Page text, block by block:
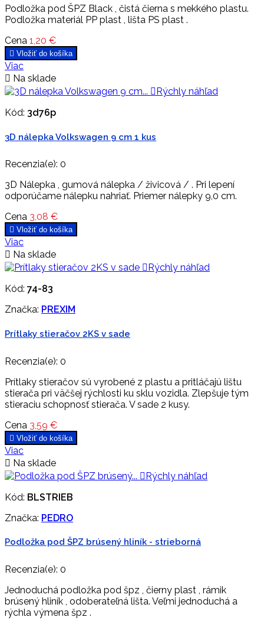
Podložka pod ŠPZ Black , čistá čierna s mekkého plastu.
Podložka materiál PP plast , lišta PS plast .
Cena 1,20 €
 Vložiť do košíka
Viac
 Na sklade
Rýchly náhľad
Kód: 3d76p
3D nálepka Volkswagen 9 cm 1 kus
Recenzia(e): 0
3D Nálepka , gumová nálepka / živicová / . Pri lepení
odporúčame nálepku nahriať. Priemer nálepky 9,0 cm.
Cena 3,08 €
 Vložiť do košíka
Viac
 Na sklade
 Rýchly náhľad
Kód: 74-83
Značka: PREXIM
Prítlaky stieračov 2KS v sade
Recenzia(e): 0
Prítlaky stieračov sú vyrobené z plastu a pritláčajú lištu
stierača pri väčšej rýchlosti ku sklu vozidla. Zlepšuje tým
stieraciu schopnosť stierača. V sade 2 kusy.
Cena 3,59 €
 Vložiť do košíka
Viac
 Na sklade
Rýchly náhľad
Kód: BLSTRIEB
Značka: PEDRO
Podložka pod ŠPZ brúsený hliník - strieborná
Recenzia(e): 0
Jednoduchá podložka pod špz , čierny plast , rámik
brúsený hliník , odoberateľná lišta. Veľmi jednoduchá a
rýchla výmena špz .